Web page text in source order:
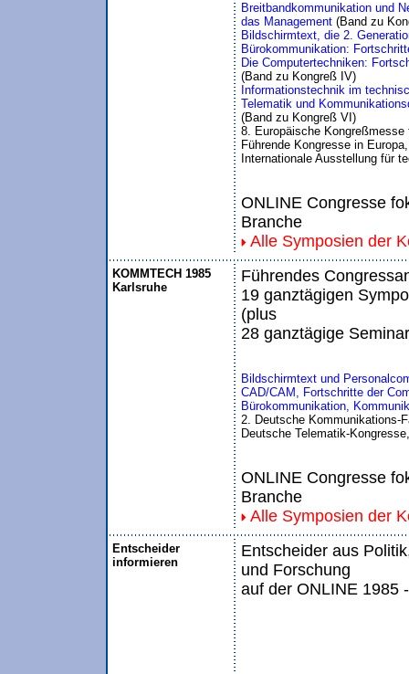
Breitbandkommunikation und
das Management (Band zu
Bildschirmtext, die 2.
Bürokommunikation:
Die Computertechniken:
(Band zu Kongreß IV)
Informationstechnik im
Telematik und
(Band zu Kongreß VI)
8. Europäische
Führende Kongresse in
Internationale Ausstellung für
ONLINE Congresse
Branche
Alle Symposien der
KOMMTECH 1985
Karlsruhe
Führendes
19 ganztägigen
(plus
28 ganztägige
Bildschirmtext und
CAD/CAM, Fortschritte der
Bürokommunikation,
2. Deutsche Kommunikations-
Deutsche Telematik-
ONLINE Congresse
Branche
Alle Symposien der
Entscheider
informieren
Entscheider aus
und Forschung
auf der ONLINE 1985